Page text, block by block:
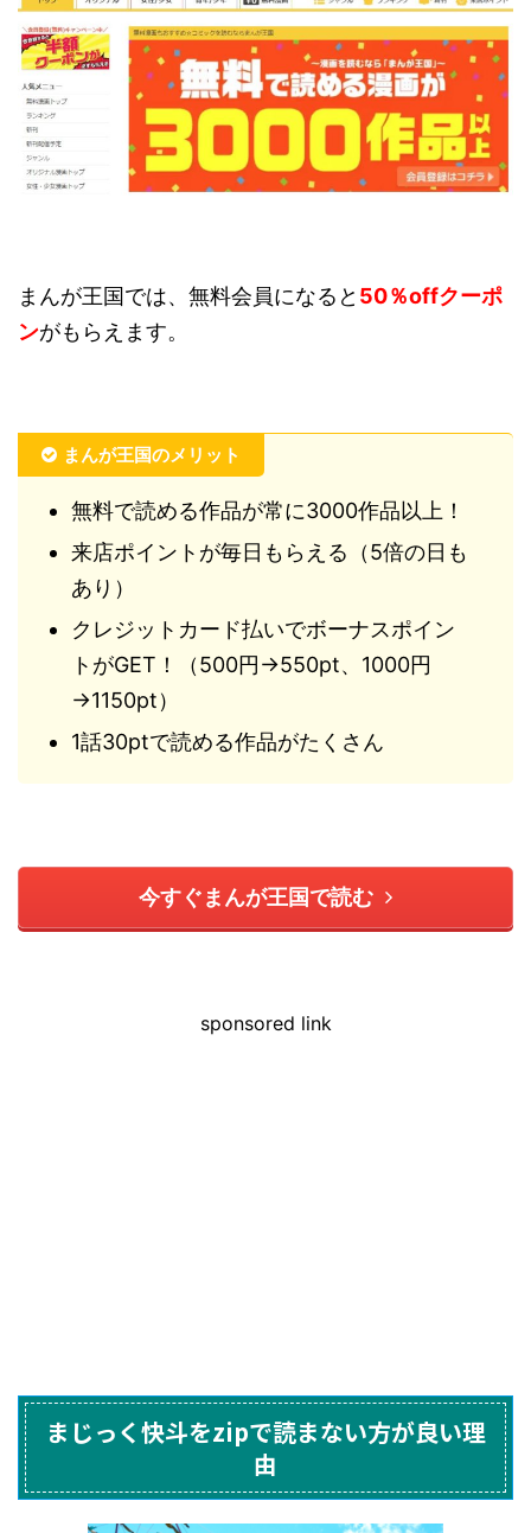
まんが王国では、無料会員になると 50％offクーポ
ンがもらえます。
まんが王国のメリット
無料で読める作品が常に3000作品以上！
来店ポイントが毎日もらえる（5倍の日も
あり）
クレジットカード払いでボーナスポイン
トがGET！（500円→550pt、1000円
→1150pt）
1話30ptで読める作品がたくさん
今すぐまんが王国で読む
sponsored link
まじっく快斗をzipで読まない方が良い理
由